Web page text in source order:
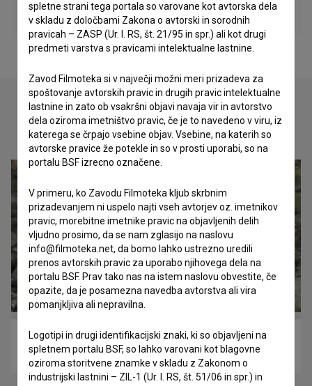
Oglejte si
Oddaljen spomin (2015)
eksperimentalni
spletne strani tega portala so varovane kot avtorska dela
v skladu z določbami Zakona o avtorski in sorodnih
pravicah – ZASP (Ur. l. RS, št. 21/95 in spr.) ali kot drugi
predmeti varstva s pravicami intelektualne lastnine.
Zavod Filmoteka si v največji možni meri prizadeva za
spoštovanje avtorskih pravic in drugih pravic intelektualne
lastnine in zato ob vsakršni objavi navaja vir in avtorstvo
dela oziroma imetništvo pravic, če je to navedeno v viru, iz
katerega se črpajo vsebine objav. Vsebine, na katerih so
avtorske pravice že potekle in so v prosti uporabi, so na
portalu BSF izrecno označene.
V primeru, ko Zavodu Filmoteka kljub skrbnim
prizadevanjem ni uspelo najti vseh avtorjev oz. imetnikov
pravic, morebitne imetnike pravic na objavljenih delih
vljudno prosimo, da se nam zglasijo na naslovu
info@filmoteka.net, da bomo lahko ustrezno uredili
prenos avtorskih pravic za uporabo njihovega dela na
portalu BSF. Prav tako nas na istem naslovu obvestite, če
opazite, da je posamezna navedba avtorstva ali vira
pomanjkljiva ali nepravilna.
Logotipi in drugi identifikacijski znaki, ki so objavljeni na
spletnem portalu BSF, so lahko varovani kot blagovne
oziroma storitvene znamke v skladu z Zakonom o
industrijski lastnini – ZIL-1 (Ur. l. RS, št. 51/06 in spr.) in